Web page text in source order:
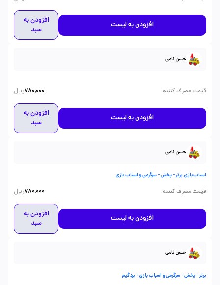
افزودن به لیست
افزودن به
سبد
حسن نامی
قیمت مصرف کننده:
780,000ریال
افزودن به لیست
افزودن به
سبد
حسن نامی
اسباب بازی برتر - پخش - سرگرمی و اسباب بازی
قیمت مصرف کننده:
780,000ریال
افزودن به لیست
افزودن به
سبد
حسن نامی
برتر - پخش - سرگرمی و اسباب بازی - بردگیم